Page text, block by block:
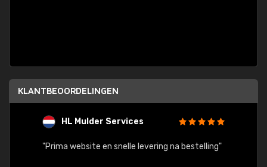
KLANTBEOORDELINGEN
HL Mulder Services
"Prima website en snelle levering na bestelling"